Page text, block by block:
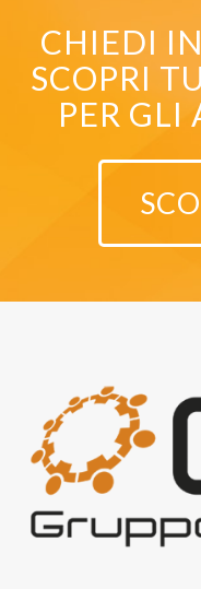
CHIEDI
SCOPRI
PER GLI